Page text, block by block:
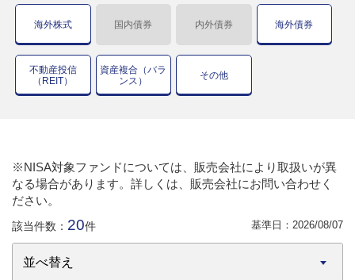
海外株式 国内債券 内外債券 海外債券
不動産投信
（REIT）
資産複合（バラ
ンス）
その他
※NISA対象ファンドについては、販売会社により取扱いが異
なる場合があります。詳しくは、販売会社にお問い合わせく
ださい。
該当件数： 20件 基準日： 2026/08/07